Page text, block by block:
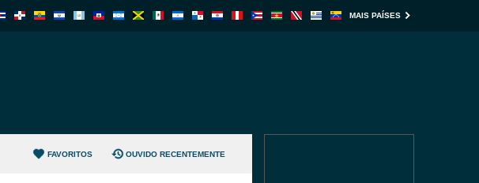
MAIS PAÍSES
FAVORITOS OUVIDO RECENTEMENTE